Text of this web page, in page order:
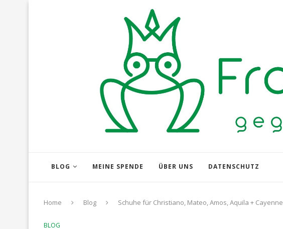
BLOG MEINE SPENDE ÜBER UNS DATENSCHUTZ
Home Blog Schuhe für Christiano, Mateo, Amos, Aquila + Cayenne
BLOG